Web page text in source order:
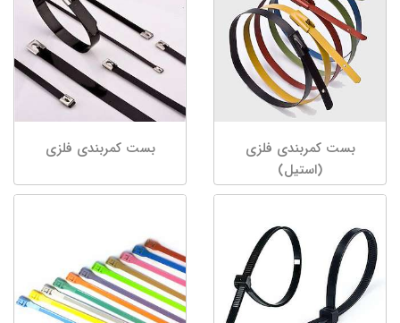
بست کمربندی فلزی
(استیل)
بست کمربندی فلزی